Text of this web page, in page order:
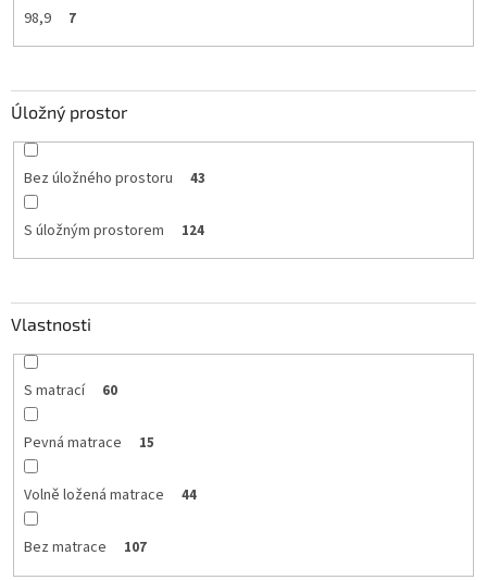
98,9 7
Úložný prostor
Bez úložného prostoru 43
S úložným prostorem 124
Vlastnosti
S matrací 60
Pevná matrace 15
Volně ložená matrace 44
Bez matrace 107